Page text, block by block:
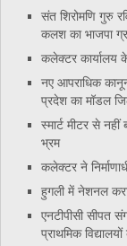
संत शिरोमणि गुरु
कलश का भाजपा
कलेक्टर कार्यालय
नए आपराधिक
प्रदेश का मॉडल
स्मार्ट मीटर से
भ्रम
कलेक्टर ने
हुगली में नेशनल
एनटीपीसी सीपत
प्राथमिक